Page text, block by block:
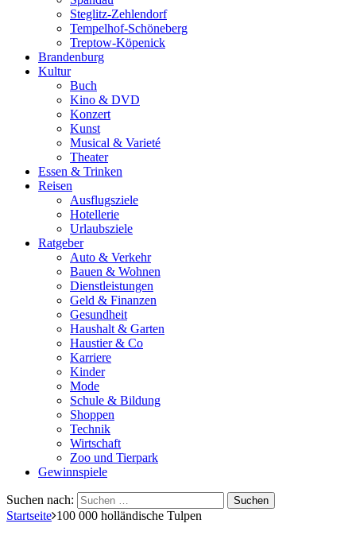
Steglitz-Zehlendorf
Tempelhof-Schöneberg
Treptow-Köpenick
Brandenburg
Kultur
Buch
Kino & DVD
Konzert
Kunst
Musical & Varieté
Theater
Essen & Trinken
Reisen
Ausflugsziele
Hotellerie
Urlaubsziele
Ratgeber
Auto & Verkehr
Bauen & Wohnen
Dienstleistungen
Geld & Finanzen
Gesundheit
Haushalt & Garten
Haustier & Co
Karriere
Kinder
Mode
Schule & Bildung
Shoppen
Technik
Wirtschaft
Zoo und Tierpark
Gewinnspiele
Suchen nach:
Startseite 100 000 holländische Tulpen